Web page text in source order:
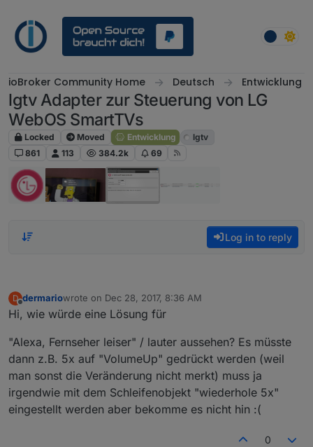
ioBroker Community Home Deutsch Entwicklung
lgtv Adapter zur Steuerung von LG
WebOS SmartTVs
Locked Moved Entwicklung
lgtv
861
113 384.2k 69
Log in to reply
D
Offline
dermariowrote on Dec 28, 2017, 8:36 AM
last edited by
Hi, wie würde eine Lösung für
"Alexa, Fernseher leiser" / lauter aussehen? Es müsste
dann z.B. 5x auf "VolumeUp" gedrückt werden (weil
man sonst die Veränderung nicht merkt) muss ja
irgendwie mit dem Schleifenobjekt "wiederhole 5x"
eingestellt werden aber bekomme es nicht hin :(
0